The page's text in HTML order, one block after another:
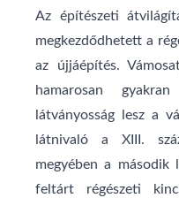
Az építészeti
megkezdődhetett a
az újjáépítés.
hamarosan
látványosság lesz a
látnivaló a XIII.
megyében a második
feltárt régészeti